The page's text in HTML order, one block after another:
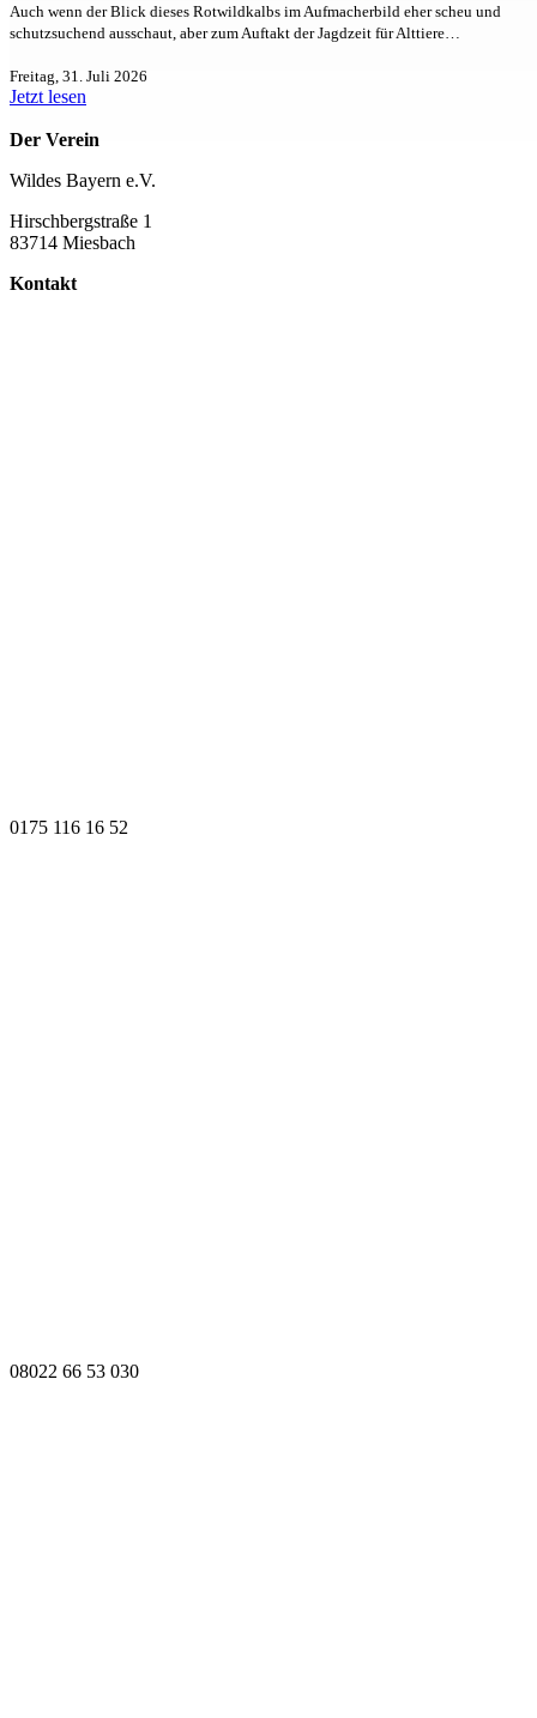
Auch wenn der Blick dieses Rotwildkalbs im Aufmacherbild eher scheu und
schutzsuchend ausschaut, aber zum Auftakt der Jagdzeit für Alttiere…
Freitag, 31. Juli 2026
Jetzt lesen
Der Verein
Wildes Bayern e.V.
Hirschbergstraße 1
83714 Miesbach
Kontakt
0175 116 16 52
08022 66 53 030